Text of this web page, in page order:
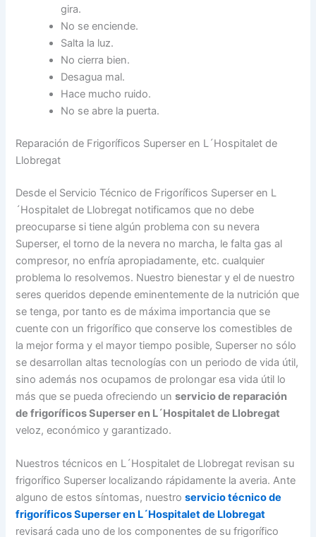
gira.
No se enciende.
Salta la luz.
No cierra bien.
Desagua mal.
Hace mucho ruido.
No se abre la puerta.
Reparación de Frigoríficos Superser en L´Hospitalet de
Llobregat
Desde el Servicio Técnico de Frigoríficos Superser en L
´Hospitalet de Llobregat notificamos que no debe
preocuparse si tiene algún problema con su nevera
Superser, el torno de la nevera no marcha, le falta gas al
compresor, no enfría apropiadamente, etc. cualquier
problema lo resolvemos. Nuestro bienestar y el de nuestro
seres queridos depende eminentemente de la nutrición que
se tenga, por tanto es de máxima importancia que se
cuente con un frigorífico que conserve los comestibles de
la mejor forma y el mayor tiempo posible, Superser no sólo
se desarrollan altas tecnologías con un periodo de vida útil,
sino además nos ocupamos de prolongar esa vida útil lo
más que se pueda ofreciendo unservicio de reparación
de frigoríficos Superser en L´Hospitalet de Llobregat
veloz, económico y garantizado.
Nuestros técnicos en L´Hospitalet de Llobregat revisan su
frigorífico Superser localizando rápidamente la averia. Ante
alguno de estos síntomas, nuestroservicio técnico de
frigoríficos Superser en L´Hospitalet de Llobregat
revisará cada uno de los componentes de su frigorífico